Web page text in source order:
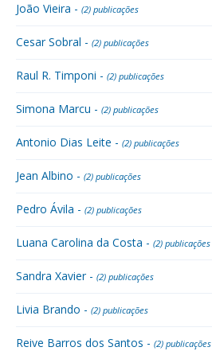
João Vieira - (2) publicações
Cesar Sobral - (2) publicações
Raul R. Timponi - (2) publicações
Simona Marcu - (2) publicações
Antonio Dias Leite - (2) publicações
Jean Albino - (2) publicações
Pedro Ávila - (2) publicações
Luana Carolina da Costa - (2) publicações
Sandra Xavier - (2) publicações
Livia Brando - (2) publicações
Reive Barros dos Santos - (2) publicações